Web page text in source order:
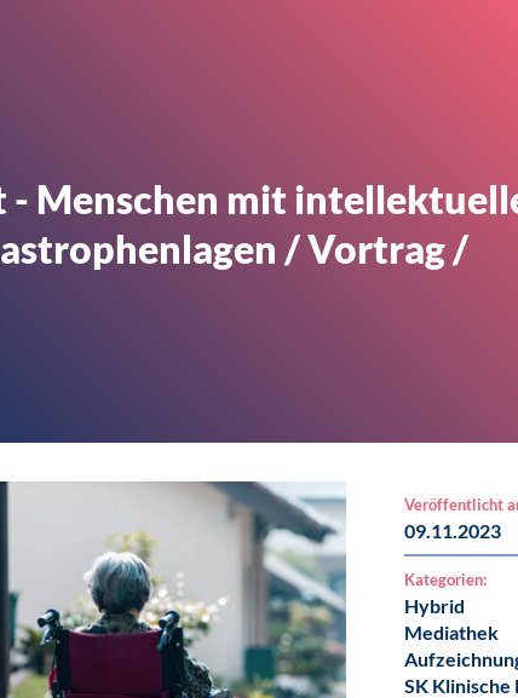
- Menschen mit
/ Vortrag /
Veröffentlicht
09.11.2023
Kategorien:
Hybrid
Mediathek
SK Klinische